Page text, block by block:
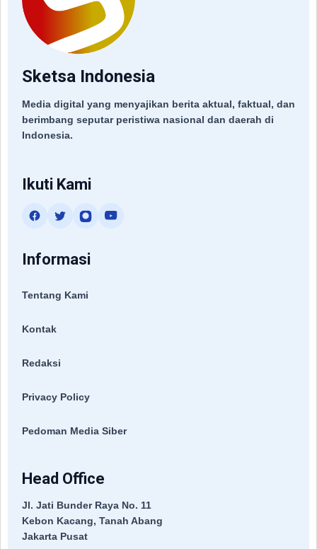
Sketsa Indonesia
Media digital yang menyajikan berita aktual, faktual, dan
berimbang seputar peristiwa nasional dan daerah di
Indonesia.
Ikuti Kami
Informasi
Tentang Kami
Kontak
Redaksi
Privacy Policy
Pedoman Media Siber
Head Office
Jl. Jati Bunder Raya No. 11
Kebon Kacang, Tanah Abang
Jakarta Pusat